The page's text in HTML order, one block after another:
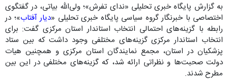
به گزارش پایگاه خبری تحلیلی «ندای تفرش»؛ ولی‌الله بیاتی، در گفتگوی
اختصاصی با خبرنگار گروه سیاسی پایگاه خبری تحلیلی «دیار آفتاب»؛ در
رابطه با گزینه‌های احتمالی انتخاب استاندار استان مرکزی گفت: برای
انتخاب استاندار مرکزی گزینه‌های مختلفی وجود داشت که بین ستاد
پزشکیان در استان، مجمع نمایندگان استان مرکزی و همچنین هیات
دولت صحبت‌ها و نظراتی ارائه شد، که گزینه‌های مختلفی در این بین
مطرح شدند.